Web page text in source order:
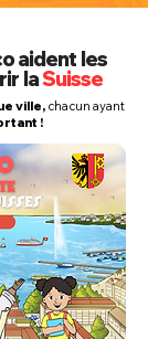
aident les
laSuisse
ville, chacun ayant
!